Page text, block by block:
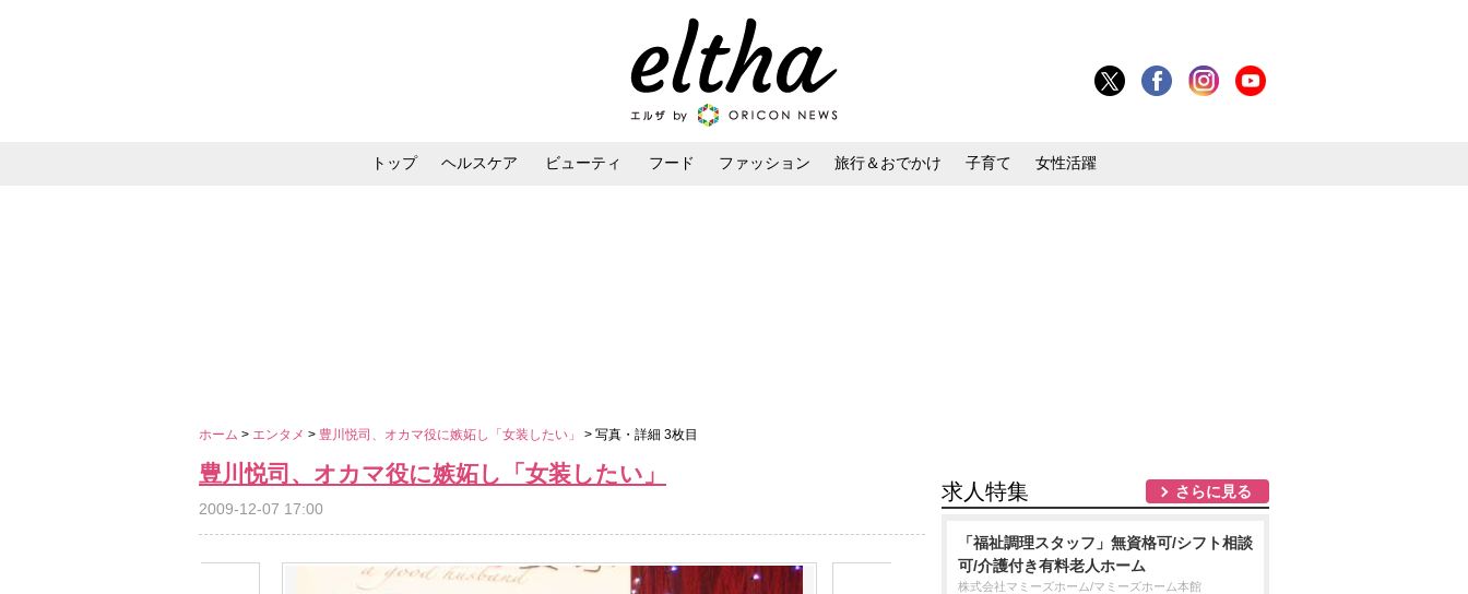
トップ ヘルスケア ビューティ フード ファッション 旅行＆おでかけ 子育て 女性活躍
ホーム > エンタメ > 豊川悦司、オカマ役に嫉妬し「女装したい」 > 写真・詳細 3枚目
豊川悦司、オカマ役に嫉妬し「女装したい」
2009-12-07 17:00
求人特集 さらに見る
「福祉調理スタッフ」無資格可/シフト相談
可/介護付き有料老人ホーム
株式会社マミーズホーム/マミーズホーム本館